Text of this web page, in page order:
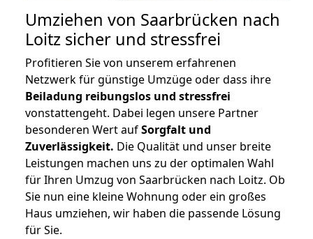
Umziehen von Saarbrücken nach
Loitz sicher und stressfrei
Profitieren Sie von unserem erfahrenen
Netzwerk für günstige Umzüge oder dass ihre
Beiladung reibungslos und stressfrei
vonstattengeht. Dabei legen unsere Partner
besonderen Wert aufSorgfalt und
Zuverlässigkeit. Die Qualität und unser breite
Leistungen machen uns zu der optimalen Wahl
für Ihren Umzug von Saarbrücken nach Loitz. Ob
Sie nun eine kleine Wohnung oder ein großes
Haus umziehen, wir haben die passende Lösung
für Sie.